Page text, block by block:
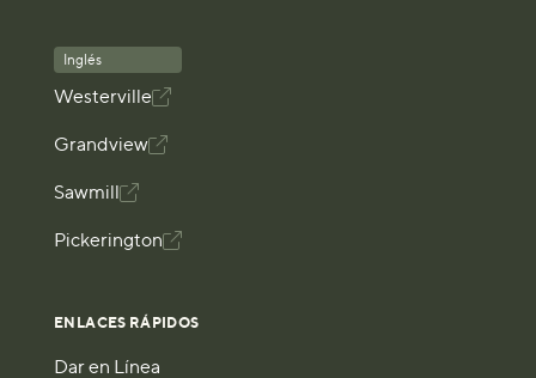
Inglés
Westerville
Grandview
Sawmill
Pickerington
ENLACES RÁPIDOS
Dar en Línea